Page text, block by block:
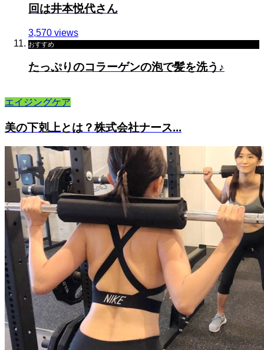
回は井本悦代さん
3,570 views
おすすめ
たっぷりのコラーゲンの泡で髪を洗う♪
エイジングケア
美の下剋上とは？株式会社ナース...